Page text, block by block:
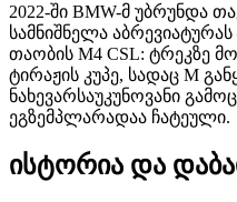
2022-ში BMW-მ უბრუნდა
სამნიშნელა
თაობის M4 CSL: ტრეკზე
ტირაჟის კუპე, სადაც M
ნახევარსაუკუნოვანი
ეგზემპლარადაა ჩატეული.
ისტორია და